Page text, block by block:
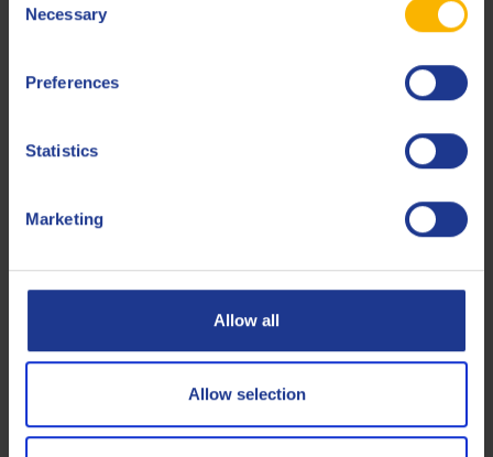
Selection
Necessary
Preferences
Statistics
Marketing
Allow all
Allow selection
Lichte onkistingsolie met uitzonderlijke
Ontkistingsolie